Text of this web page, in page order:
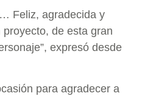
Feliz, agradecida y
de esta gran
expresó desde
para agradecer a